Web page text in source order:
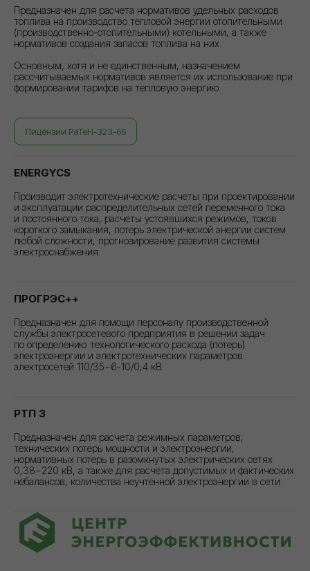
Предназначен для расчета нормативов удельных расходов
топлива на производство тепловой энергии отопительными
(производственно-отопительными) котельными, а также
нормативов создания запасов топлива на них.
Основным, хотя и не единственным, назначением
рассчитываемых нормативов является их использование при
формировании тарифов на тепловую энергию
Лицензии РаТеН-323-66
ENERGYCS
Производит электротехнические расчеты при проектировании
и эксплуатации распределительных сетей переменного тока
и постоянного тока, расчеты устоявшихся режимов, токов
короткого замыкания, потерь электрической энергии систем
любой сложности, прогнозирование развития системы
электроснабжения.
ПРОГРЭС++
Предназначен для помощи персоналу производственной
службы электросетевого предприятия в решении задач
по определению технологического расхода (потерь)
электроэнергии и электротехнических параметров
электросетей 110/35−6-10/0,4 кВ.
РТП 3
Предназначен для расчета режимных параметров,
технических потерь мощности и электроэнергии,
нормативных потерь в разомкнутых электрических сетях
0,38−220 кВ, а также для расчета допустимых и фактических
небалансов, количества неучтенной электроэнергии в сети.